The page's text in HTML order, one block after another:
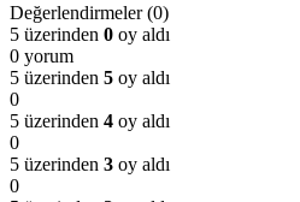
Değerlendirmeler (0)
5 üzerinden 0 oy aldı
0 yorum
5 üzerinden 5 oy aldı
0
5 üzerinden 4 oy aldı
0
5 üzerinden 3 oy aldı
0